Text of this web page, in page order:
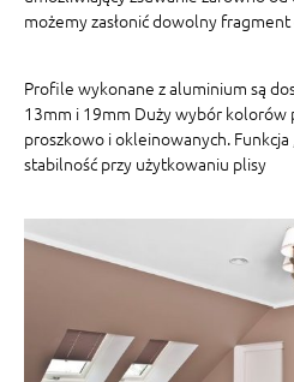
możemy zasłonić dowolny fragment
Profile wykonane z aluminium są
13mm i 19mm Duży wybór
proszkowo i okleinowanych. Funkcja
stabilność przy użytkowaniu plisy